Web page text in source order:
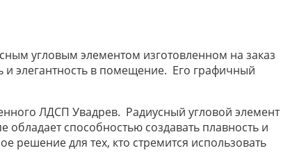
угловым элементом изготовленном на заказ
элегантность в помещение. Его графичный
ЛДСП Увадрев. Радиусный угловой элемент
способностью создавать плавность и
решение для тех, кто стремится использовать